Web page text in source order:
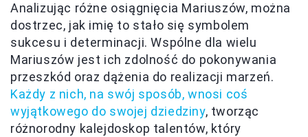
Analizując różne osiągnięcia Mariuszów, można
dostrzec, jak imię to stało się symbolem
sukcesu i determinacji. Wspólne dla wielu
Mariuszów jest ich zdolność do pokonywania
przeszkód oraz dążenia do realizacji marzeń.
Każdy z nich, na swój sposób, wnosi coś
wyjątkowego do swojej dziedziny, tworząc
różnorodny kalejdoskop talentów, który